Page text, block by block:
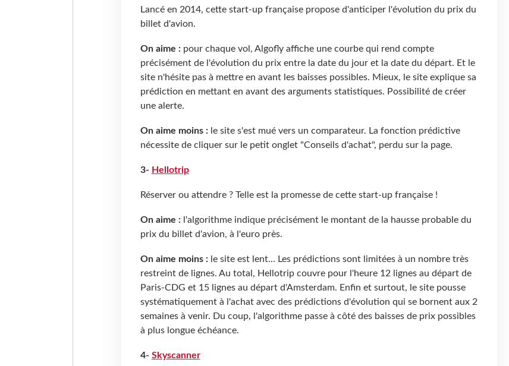
Lancé en 2014, cette start-up française propose d'anticiper l'évolution du prix du
billet d'avion.
On aime :pour chaque vol, Algofly affiche une courbe qui rend compte
précisément de l'évolution du prix entre la date du jour et la date du départ. Et le
site n'hésite pas à mettre en avant les baisses possibles. Mieux, le site explique sa
prédiction en mettant en avant des arguments statistiques. Possibilité de créer
une alerte.
On aime moins :le site s'est mué vers un comparateur. La fonction prédictive
nécessite de cliquer sur le petit onglet "Conseils d'achat", perdu sur la page.
3- Hellotrip
Réserver ou attendre ? Telle est la promesse de cette start-up française !
On aime : l'algorithme indique précisément le montant de la hausse probable du
prix du billet d'avion, à l'euro près.
On aime moins : le site est lent... Les prédictions sont limitées à un nombre très
restreint de lignes. Au total, Hellotrip couvre pour l'heure 12 lignes au départ de
Paris-CDG et 15 lignes au départ d'Amsterdam. Enfin et surtout, le site pousse
systématiquement à l'achat avec des prédictions d'évolution qui se bornent aux 2
semaines à venir. Du coup, l'algorithme passe à côté des baisses de prix possibles
à plus longue échéance.
4- Skyscanner